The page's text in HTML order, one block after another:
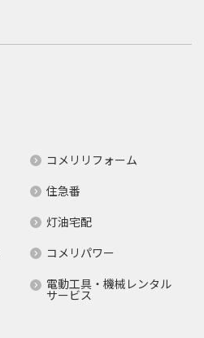
コメリリフォーム
住急番
灯油宅配
コメリパワー
電動工具・機械レンタル
サービス